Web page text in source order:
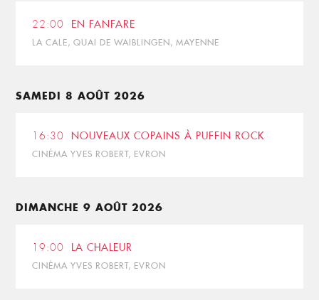
22:00 EN FANFARE
LA CALE, QUAI DE WAIBLINGEN, MAYENNE
SAMEDI 8 AOÛT 2026
16:30 NOUVEAUX COPAINS À PUFFIN ROCK
CINÉMA YVES ROBERT, EVRON
DIMANCHE 9 AOÛT 2026
19:00 LA CHALEUR
CINÉMA YVES ROBERT, EVRON